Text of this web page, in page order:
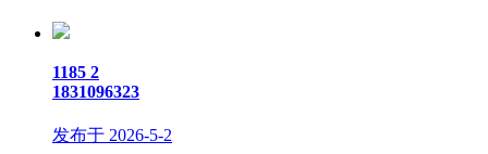
1185 2
1831096323
发布于 2026-5-2